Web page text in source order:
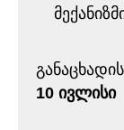
10 ივლისი